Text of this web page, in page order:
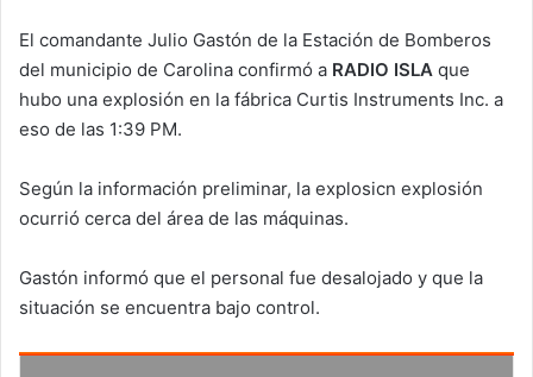
El comandante Julio Gastón de la Estación de Bomberos
del municipio de Carolina confirmó a RADIO ISLA que
hubo una explosión en la fábrica Curtis Instruments Inc. a
eso de las 1:39 PM.
Según la información preliminar, la explosicn explosión
ocurrió cerca del área de las máquinas.
Gastón informó que el personal fue desalojado y que la
situación se encuentra bajo control.